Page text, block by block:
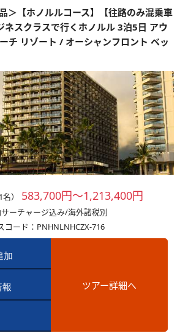
＞【ホノルルコース】【往路のみ混乗車
スクラスで行くホノルル 3泊5日 アウ
チ リゾート / オーシャンフロント ベッ
） 583,700円～1,213,400円
ーチャージ込み/海外諸税別
コード：PNHNLNHCZX-716
加
報 ツアー詳細へ